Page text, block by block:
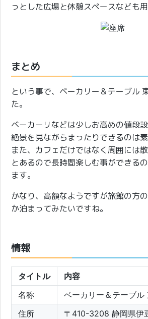
っとした広場と休憩スペースなども
まとめ
という事で、ベーカリー＆テーブル
た。
ベーカーリなどは少しお高めの値段
絶景を見ながらまったりできるのは素
また、カフェだけではなく周囲には
とあるので長時間楽しむ事ができる
ます。
かなり、高額なようですが旅館の方
か泊まってみたいですね。
情報
タイトル
内容
名称
ベーカリー＆テーブル
住所
〒410-3208 静岡県伊